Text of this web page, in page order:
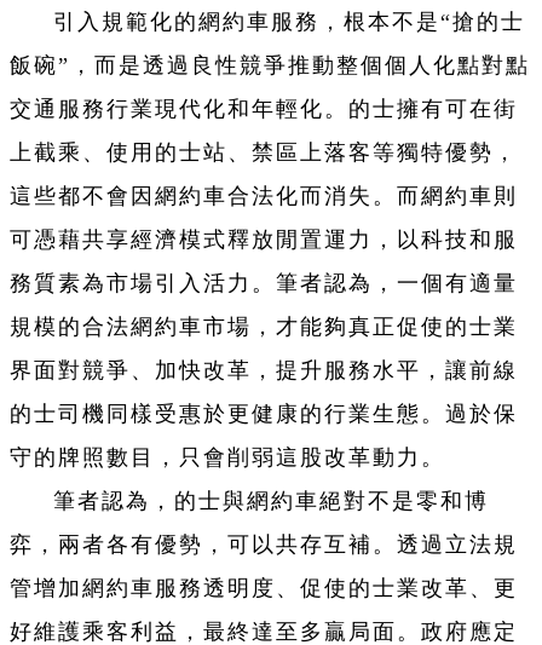
引入規範化的網約車服務，根本不是“搶的士
飯碗”，而是透過良性競爭推動整個個人化點對點
交通服務行業現代化和年輕化。的士擁有可在街
上截乘、使用的士站、禁區上落客等獨特優勢，
這些都不會因網約車合法化而消失。而網約車則
可憑藉共享經濟模式釋放閒置運力，以科技和服
務質素為市場引入活力。筆者認為，一個有適量
規模的合法網約車市場，才能夠真正促使的士業
界面對競爭、加快改革，提升服務水平，讓前線
的士司機同樣受惠於更健康的行業生態。過於保
守的牌照數目，只會削弱這股改革動力。
筆者認為，的士與網約車絕對不是零和博
弈，兩者各有優勢，可以共存互補。透過立法規
管增加網約車服務透明度、促使的士業改革、更
好維護乘客利益，最終達至多贏局面。政府應定